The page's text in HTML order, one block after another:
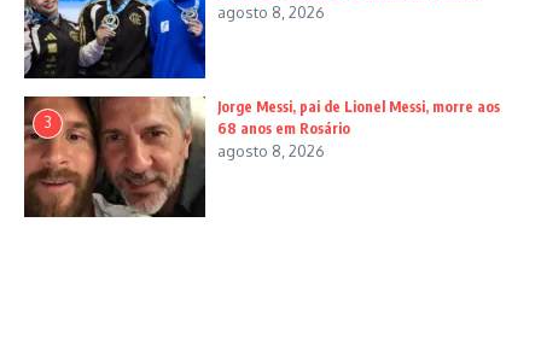
agosto 8, 2026
3
Jorge Messi, pai de Lionel Messi, morre aos
68 anos em Rosário
agosto 8, 2026